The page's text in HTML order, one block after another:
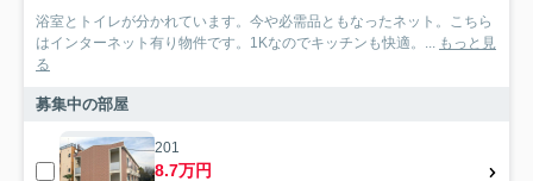
浴室とトイレが分かれています。今や必需品ともなったネット。こちら
はインターネット有り物件です。1Kなのでキッチンも快適。...
もっと見
る
募集中の部屋
201
8.7万円